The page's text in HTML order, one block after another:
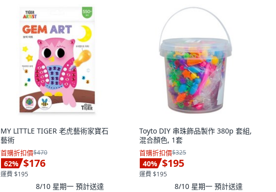
MY LITTLE TIGER 老虎藝術家寶石
藝術
首購折扣價$470
62% $176
運費 $195
8/10 星期一 預計送達
Toyto DIY 串珠飾品製作 380p 套組,
混合顏色, 1套
首購折扣價$325
40% $195
運費 $195
8/10 星期一 預計送達